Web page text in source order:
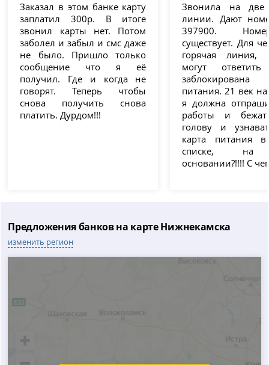
Заказал в этом банке карту
заплатил 300р. В итоге
звонил карты нет. Потом
заболел и забыл и смс даже
не было. Пришло только
сообщение что я её
получил. Где и когда не
говорят. Теперь чтобы
снова получить снова
платить. Дурдом!!!
Звонила на две
линии. Дают
397900.
существует. Для
горячая линия,
могут
питания. 21 век
я должна
работы и
голову и
карта питания
списке, на
основании?!!!! С
Предложения банков на карте Нижнекамска
изменить регион